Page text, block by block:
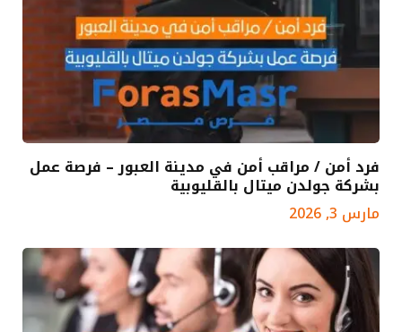
فرد أمن / مراقب أمن في مدينة العبور – فرصة عمل
بشركة جولدن ميتال بالقليوبية
مارس 3, 2026